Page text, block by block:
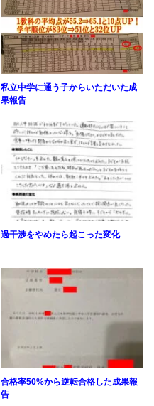
私立中学に通う子からいただいた成
果報告
過干渉をやめたら起こった変化
合格率50%から逆転合格した成果報
告